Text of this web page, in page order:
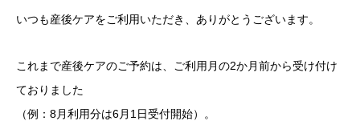
いつも産後ケアをご利用いただき、ありがとうございます。
これまで産後ケアのご予約は、ご利用月の2か月前から受け付け
ておりました
（例：8月利用分は6月1日受付開始）。